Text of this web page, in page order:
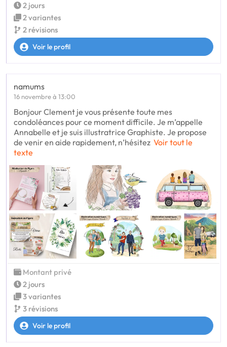
2 jours
2 variantes
2 révisions
Voir le profil
namums
16 novembre à 13:00
Bonjour Clement je vous présente toute mes
condoléances pour ce moment difficile. Je m’appelle
Annabelle et je suis illustratrice Graphiste. Je propose
de venir en aide rapidement, n’hésitez Voir tout le
texte
Montant privé
2 jours
3 variantes
3 révisions
Voir le profil